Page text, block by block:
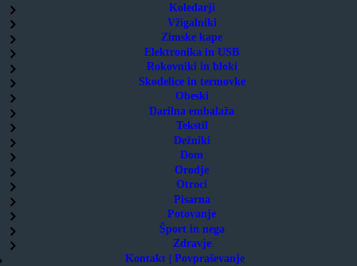
Koledarji
Vžigalniki
Zimske kape
Elektronika in USB
Rokovniki in bloki
Skodelice in termovke
Obeski
Darilna embalaža
Tekstil
Dežniki
Dom
Orodje
Otroci
Pisarna
Potovanje
Šport in nega
Zdravje
Kontakt | Povpraševanje